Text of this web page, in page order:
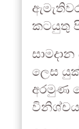
කටයුතු
ලෙස
අරමුණ